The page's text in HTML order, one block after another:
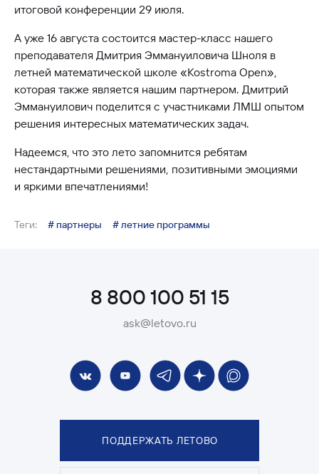
итоговой конференции 29 июля.
А уже 16 августа состоится мастер-класс нашего
преподавателя Дмитрия Эммануиловича Шноля в
летней математической школе «Kostroma Open»,
которая также является нашим партнером. Дмитрий
Эммануилович поделится с участниками ЛМШ опытом
решения интересных математических задач.
Надеемся, что это лето запомнится ребятам
нестандартными решениями, позитивными эмоциями
и яркими впечатлениями!
Теги: # партнеры # летние программы
8 800 100 51 15
ask@letovo.ru
ПОДДЕРЖАТЬ ЛЕТОВО